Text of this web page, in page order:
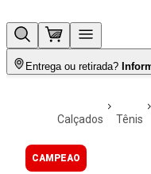
Entrega ou retirada?
calçados tênis
CAMPEAO